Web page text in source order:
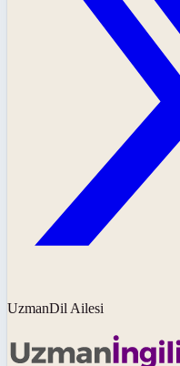
UzmanDil Ailesi